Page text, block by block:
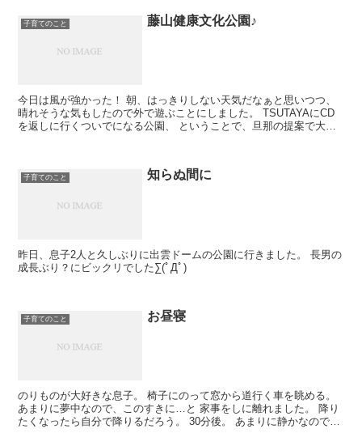
子育てのこと 藤山健康文化公園♪
今日は風が強かった！ 朝、はっきりしない天気だなぁと思いつつ、
晴れそうな気もしたので外で遊ぶことにしました。 TSUTAYAにCD
を返しに行くついでになる公園、 ということで、旦那の提案で大西
子育てのこと 知らぬ間に
昨日、息子2人と久しぶりに出雲ドームの公園に行きました。 長男の
成長ぶり？にビックリでした∑(ﾟДﾟ)
子育てのこと お昼寝
のりものが大好きな息子。 椅子にのって窓から道行く車を眺める。
あまりに夢中なので、このすきに…と 家事をしに離れました。 降り
たくなったら自分で降りるだろう。 30分後。 あまりに静かなので見